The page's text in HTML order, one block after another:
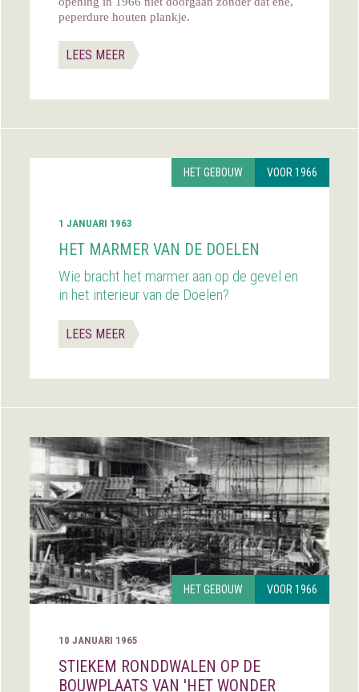
peperdure houten plankje.
LEES MEER
HET GEBOUW VOOR 1966
1 JANUARI 1963
HET MARMER VAN DE DOELEN
Wie bracht het marmer aan op de gevel en
in het interieur van de Doelen?
LEES MEER
HET GEBOUW VOOR 1966
10 JANUARI 1965
STIEKEM RONDDWALEN OP DE
BOUWPLAATS VAN 'HET WONDER